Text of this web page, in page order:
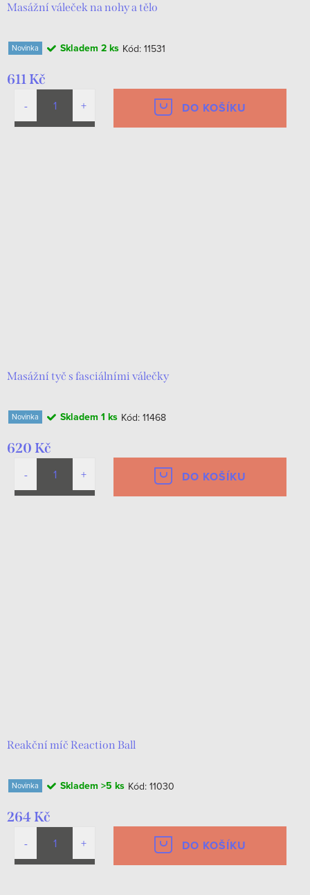
Masážní váleček na nohy a tělo
Novinka Skladem 2 ks Kód: 11531
611 Kč
DO KOŠÍKU
Masážní tyč s fasciálními válečky
Novinka Skladem 1 ks Kód: 11468
620 Kč
DO KOŠÍKU
Reakční míč Reaction Ball
Novinka Skladem >5 ks Kód: 11030
264 Kč
DO KOŠÍKU